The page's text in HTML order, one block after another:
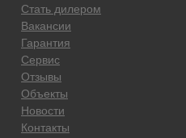
Стать дилером
Вакансии
Гарантия
Сервис
Отзывы
Объекты
Новости
Контакты